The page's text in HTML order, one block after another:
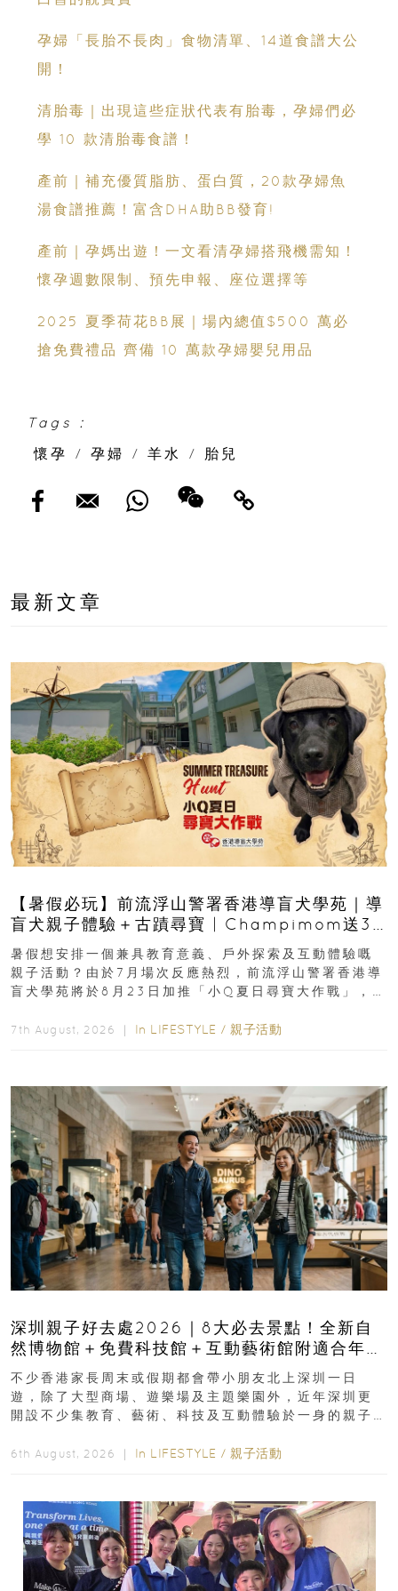
孕婦「長胎不長肉」食物清單、14道食譜大公
開！
清胎毒｜出現這些症狀代表有胎毒，孕婦們必
學 10 款清胎毒食譜！
產前｜補充優質脂肪、蛋白質，20款孕婦魚
湯食譜推薦！富含DHA助BB發育!
產前｜孕媽出遊！一文看清孕婦搭飛機需知！
懷孕週數限制、預先申報、座位選擇等
2025 夏季荷花BB展｜場內總值$500 萬必
搶免費禮品 齊備 10 萬款孕婦嬰兒用品
Tags :
懷孕
/ 孕婦 / 羊水 / 胎兒
最新文章
【暑假必玩】前流浮山警署香港導盲犬學苑｜導
盲犬親子體驗＋古蹟尋寶 | Champimom送3
組免費名額
暑假想安排一個兼具教育意義、戶外探索及互動體驗嘅
親子活動？由於7月場次反應熱烈，前流浮山警署香港導
盲犬學苑將於8月23日加推「小Q夏日尋寶大作戰」，家
7th August, 2026 ｜ In LIFESTYLE / 親子活動
深圳親子好去處2026｜8大必去景點！全新自
然博物館＋免費科技館＋互動藝術館附適合年
齡、交通、門票、開放時間
不少香港家長周末或假期都會帶小朋友北上深圳一日
遊，除了大型商場、遊樂場及主題樂園外，近年深圳更
開設不少集教育、藝術、科技及互動體驗於一身的親子
6th August, 2026 ｜ In LIFESTYLE / 親子活動